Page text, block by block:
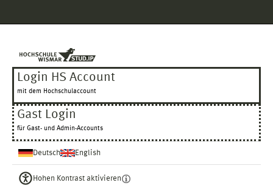
Hauptnavigation
Login HS Account
mit dem Hochschulaccount
Gast Login
für Gast- und Admin-Accounts
Deutsch English
Hohen Kontrast aktivieren